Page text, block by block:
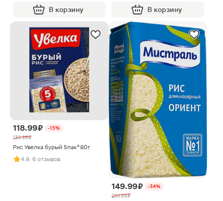
В корзину В корзину
118.99 ₽
-15%
139.99 ₽
Рис Увелка бурый 5пак*80г
4.8· 6 отзывов
149.99 ₽
-34%
230.39 ₽